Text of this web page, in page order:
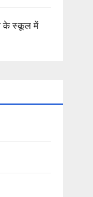
के स्कूल में